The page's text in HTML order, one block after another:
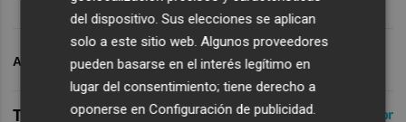
ARCHIVADO EN VALENCIA CF
del dispositivo. Sus elecciones se aplican
solo a este sitio web. Algunos proveedores
pueden basarse en el interés legítimo en
lugar del consentimiento; tiene derecho a
oponerse enConfiguración de publicidad